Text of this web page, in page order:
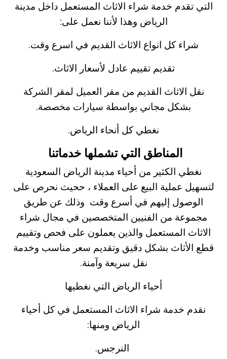
التي تقدم خدمة شراء الاثاث المستعمل داخل مدينة
الرياض وهذا لأننا نعمل على:
شراء كل انواع الاثاث القديم في اسرع وقت.
تقديم تقييم عادل لأسعار الاثاث.
نقل الاثاث القديم من مقر العميل لمقر الشركة
بشكل مجاني بواسطة سيارات مخصصة.
نغطي كل أنحاء الرياض.
المناطق التي تشملها خدماتنا
نغطي الكثير من أحياء مدينة الرياض السعودية
لتسهيل عملية البيع على العملاء ، ححيث نحرص على
الوصول إليهم في أسرع وقت وذلك عن طريق
مجموعة من الفنيين المتخصصين في مجال شراء
الاثاث المستعمل والذين يعملون على فحص وتقييم
قطع الأثاث بشكل دقيق وتقديم سعر مناسب وخدمة
نقل سريعة وآمنة.
أحياء الرياض التي نغطيها
نقدم خدمة شراء الاثاث المستعمل في كل أحياء
الرياض ومنها:
النرجس.